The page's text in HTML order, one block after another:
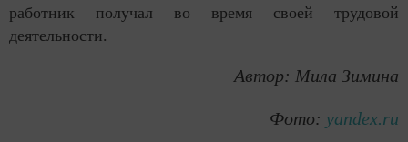
работник получал во время своей трудовой
деятельности.
Автор: Мила Зимина
Фото: yandex.ru